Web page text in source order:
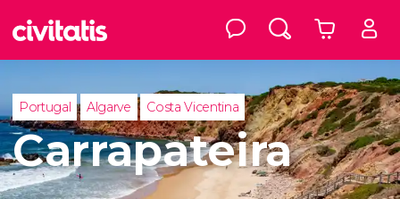
Portugal Algarve Costa Vicentina
Carrapateira